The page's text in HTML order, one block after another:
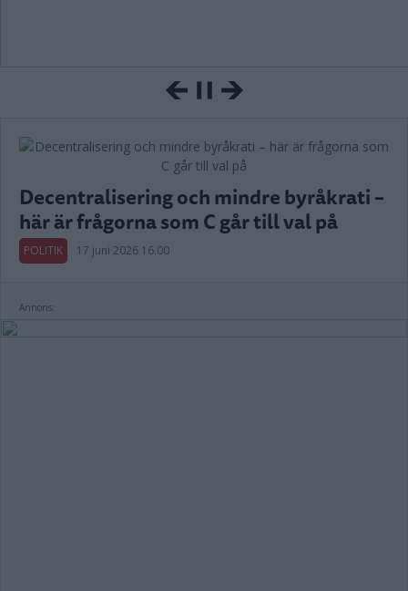
Decentralisering och mindre byråkrati –
här är frågorna som C går till val på
POLITIK 17 juni 2026 16.00
Annons: